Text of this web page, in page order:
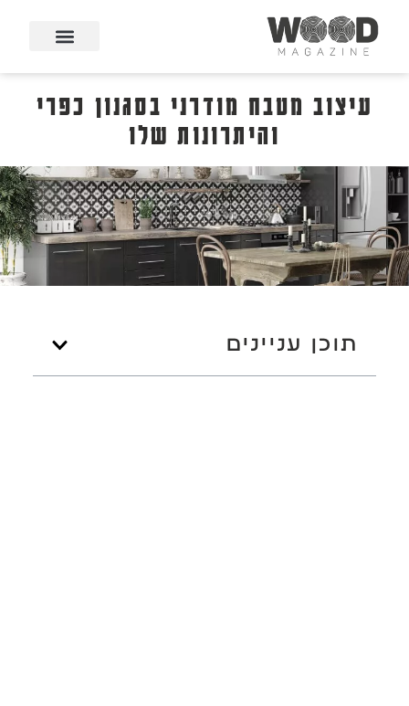
עיצוב מטבח מודרני בסגנון כפרי
והיתרונות שלו
תוכן עניינים